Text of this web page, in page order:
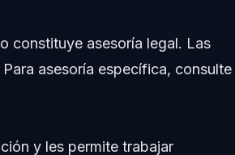
constituye asesoría legal. Las
asesoría específica, consulte
y les permite trabajar